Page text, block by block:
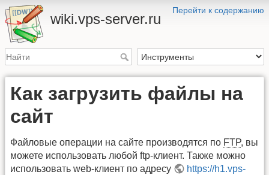
Перейти к содержанию
wiki.vps-server.ru
Как загрузить файлы на
сайт
Файловые операции на сайте производятся по FTP, вы
можете использовать любой ftp-клиент. Также можно
использовать web-клиент по адресу
https://h1.vps-